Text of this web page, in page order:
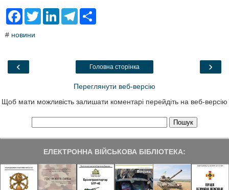
F
e
o
T
L
T
a
# новини
‹ ›
Головна сторінка
Переглянути веб-версію
Щоб мати можливість залишати коментарі перейдіть на веб-версію
ЕЛЕКТРОННА ВІЙСЬКОВА БІБЛІОТЕКА: